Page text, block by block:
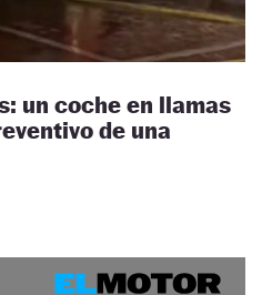
un coche en llamas
de una